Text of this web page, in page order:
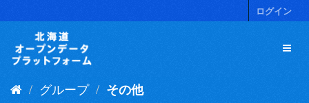
キ
ログイン
グループ その他